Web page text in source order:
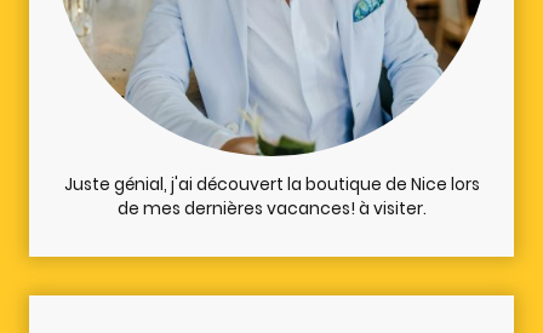
Juste génial, j'ai découvert la boutique de Nice lors
de mes dernières vacances! à visiter.